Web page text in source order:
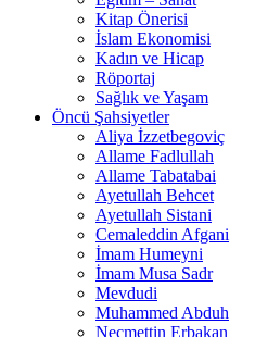
Kitap Önerisi
İslam Ekonomisi
Kadın ve Hicap
Röportaj
Sağlık ve Yaşam
Öncü Şahsiyetler
Aliya İzzetbegoviç
Allame Fadlullah
Allame Tabatabai
Ayetullah Behcet
Ayetullah Sistani
Cemaleddin Afgani
İmam Humeyni
İmam Musa Sadr
Mevdudi
Muhammed Abduh
Necmettin Erbakan